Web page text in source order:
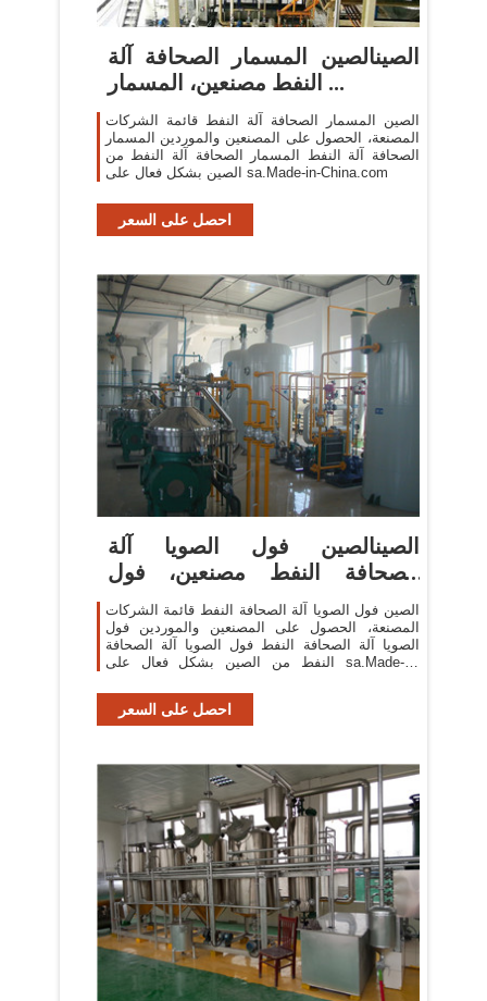
الصينالصين المسمار الصحافة آلة
النفط مصنعين، المسمار ...
الصين المسمار الصحافة آلة النفط قائمة الشركات
المصنعة، الحصول على المصنعين والموردين المسمار
الصحافة آلة النفط المسمار الصحافة آلة النفط من
الصين بشكل فعال على sa.Made-in-China.com
احصل على السعر
الصينالصين فول الصويا آلة
الصحافة النفط مصنعين، فول
الصين فول الصويا آلة الصحافة النفط قائمة الشركات
المصنعة، الحصول على المصنعين والموردين فول
الصويا آلة الصحافة النفط فول الصويا آلة الصحافة
النفط من الصين بشكل فعال على sa.Made-in-
احصل على السعر